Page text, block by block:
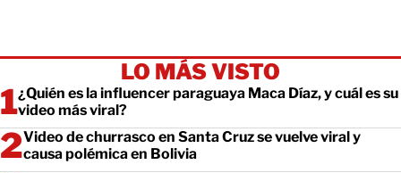
LO MÁS VISTO
¿Quién es la influencer paraguaya Maca Díaz, y cuál es su
video más viral?
Video de churrasco en Santa Cruz se vuelve viral y
causa polémica en Bolivia